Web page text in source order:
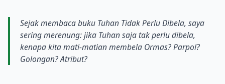
Sejak membaca buku Tuhan Tidak Perlu Dibela, saya
sering merenung: jika Tuhan saja tak perlu dibela,
kenapa kita mati-matian membela Ormas? Parpol?
Golongan? Atribut?